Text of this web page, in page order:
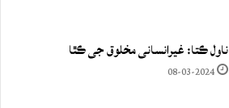
ناول ڪتا: غيرانساني مخلوق جي ڪٿا
08-03-2024